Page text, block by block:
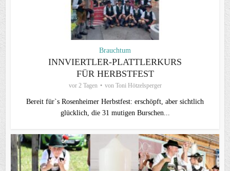
Brauchtum
INNVIERTLER-PLATTLERKURS
FÜR HERBSTFEST
vor 2 Tagen von Toni Hötzelsperger
Bereit für`s Rosenheimer Herbstfest: erschöpft, aber sichtlich
glücklich, die 31 mutigen Burschen...